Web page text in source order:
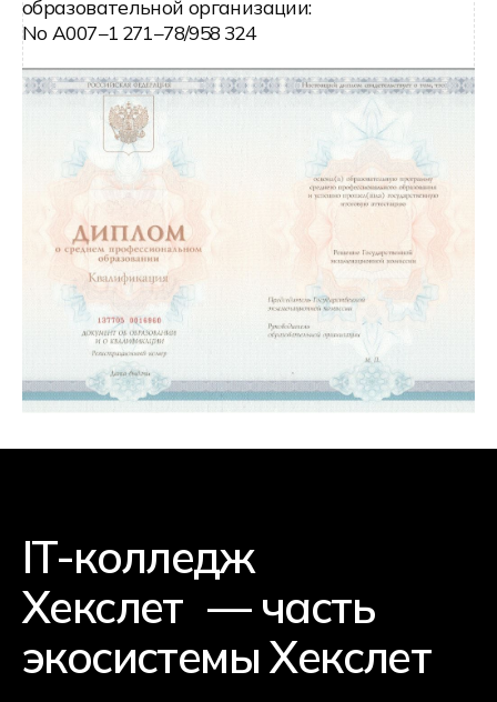
80% выпускников Хекслет
устраиваются в IT по результатам
исследования Высшей школы